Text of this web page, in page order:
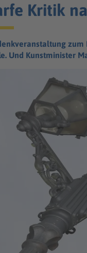
Kritik
Und Kunstminister